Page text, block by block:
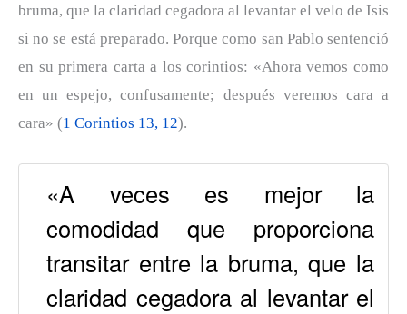
bruma, que la claridad cegadora al levantar el velo de Isis
si no se está preparado. Porque como san Pablo sentenció
en su primera carta a los corintios: «Ahora vemos como
en un espejo, confusamente; después veremos cara a
cara» (1 Corintios 13, 12).
«A veces es mejor la
comodidad que proporciona
transitar entre la bruma, que la
claridad cegadora al levantar el